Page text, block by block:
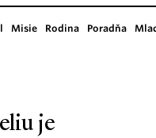
Misie Rodina Poradňa
je